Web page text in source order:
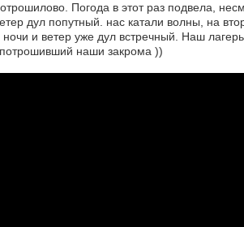
Погода в этот раз подвела,
дул попутный. нас катали волны, на
и ветер уже дул встречный. Наш
наши закрома ))